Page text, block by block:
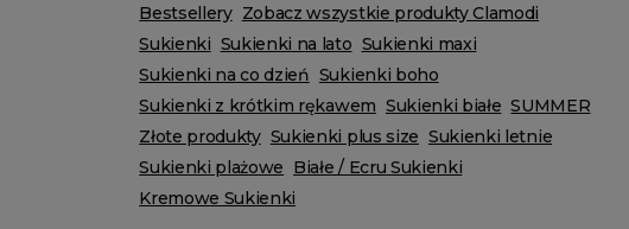
Bestsellery Zobacz wszystkie produkty Clamodi
Sukienki Sukienki na lato Sukienki maxi
Sukienki na co dzień Sukienki boho
Sukienki z krótkim rękawem Sukienki białe SUMMER
Złote produkty Sukienki plus size Sukienki letnie
Sukienki plażowe Białe / Ecru Sukienki
Kremowe Sukienki